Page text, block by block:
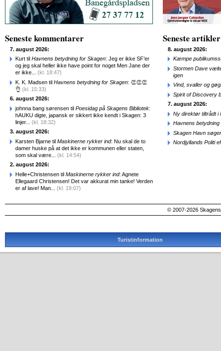
Seneste kommentarer
7. august 2026:
Kurt til Havnens betydning for Skagen: Jeg er ikke SF’er
og jeg skal heller ikke have point for noget Men Jane der
er ikke... (kl. 18:47)
K. K. Madsen til Havnens betydning for Skagen: 👏👏👏
👌 (kl. 15:33)
6. august 2026:
johnna bang sørensen til Poesidag på Skagens Bibliotek:
hAUKU digte, japansk er sikkert ikke kendt i Skagen: 3
linjer... (kl. 18:32)
3. august 2026:
Karsten Bjarne til Maskinerne rykker ind: Nu skal de to
damer huske på at det ikke er kommunen eller staten,
som skal være... (kl. 14:54)
2. august 2026:
Helle+Christensen til Maskinerne rykker ind: Agnete
Ellegaard Christensen! Det var akkurat min tanke! Verden
er af lave! Man... (kl. 19:07)
Seneste artikler
8. august 2026:
Kæmpe
Stormen Dave
igen
Vind, svaller og
Spirit of Discovery
7. august 2026:
Ny direktør tiltrådt i
Havnens betydning
Skagen Havn
Nordjyllands Politi
© 2007-2026
Turistinformation